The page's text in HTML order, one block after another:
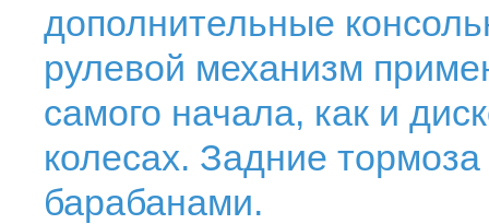
дополнительные
рулевой механизм
самого начала, как и
колесах. Задние
барабанами.